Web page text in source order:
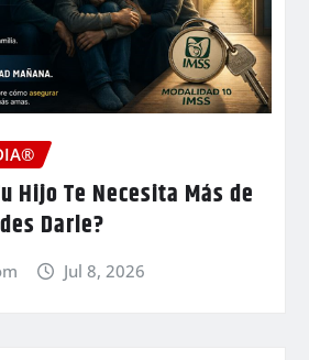
Hijo Te Necesita Más de
Darle?
Jul 8, 2026